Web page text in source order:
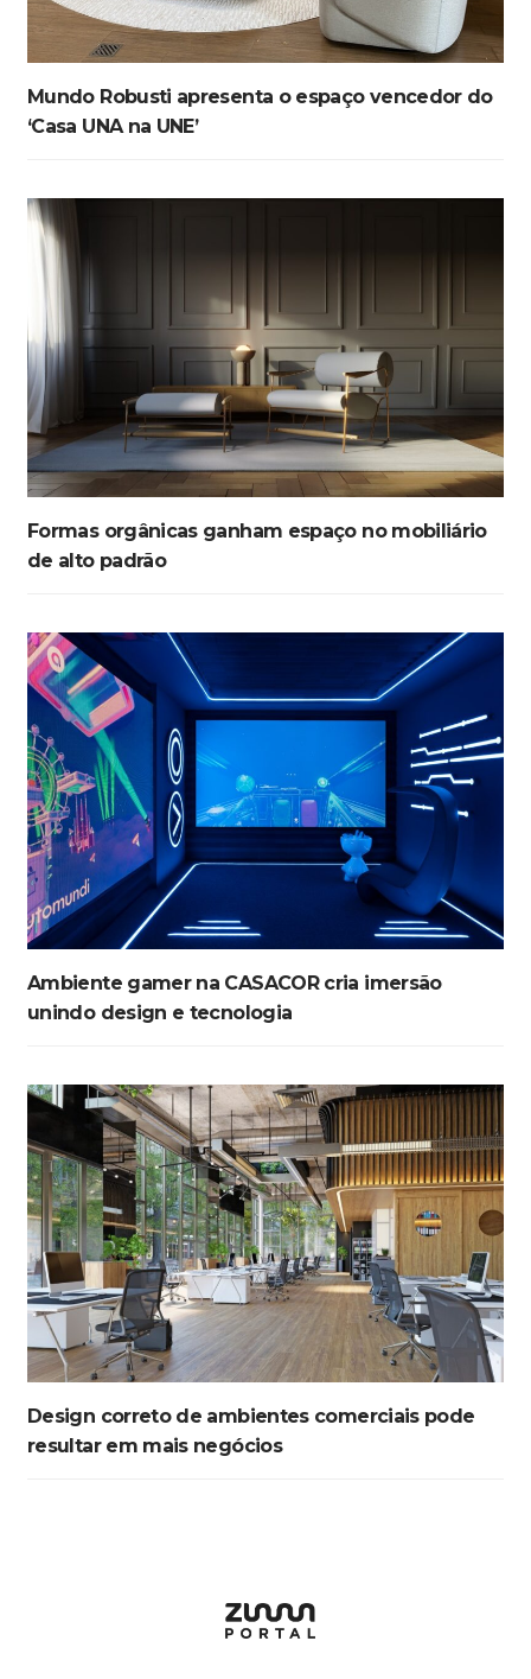
Mundo Robusti apresenta o espaço vencedor do
‘Casa UNA na UNE’
Formas orgânicas ganham espaço no mobiliário
de alto padrão
Ambiente gamer na CASACOR cria imersão
unindo design e tecnologia
Design correto de ambientes comerciais pode
resultar em mais negócios